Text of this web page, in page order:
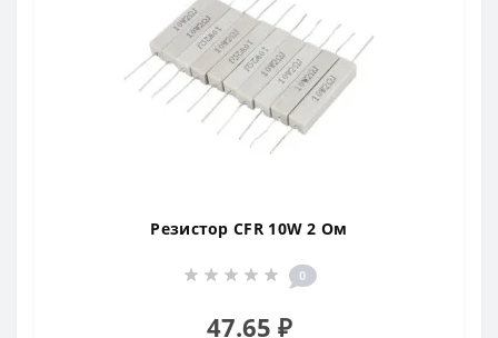
Резистор CFR 10W 2 Ом
0
47.65 ₽